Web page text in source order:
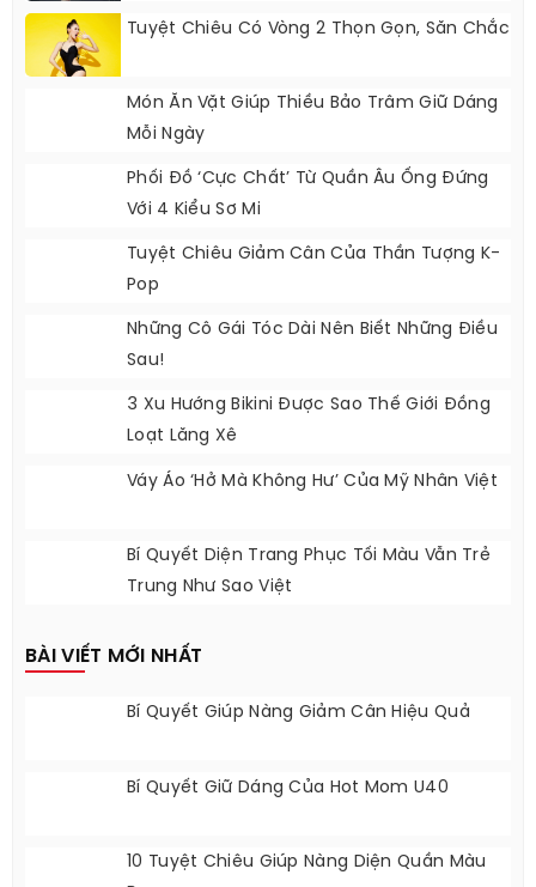
Tuyệt Chiêu Có Vòng 2 Thọn Gọn, Săn Chắc
Món Ăn Vặt Giúp Thiều Bảo Trâm Giữ Dáng
Mỗi Ngày
Phối Đồ ‘cực Chất’ Từ Quần Âu Ống Đứng
Với 4 Kiểu Sơ Mi
Tuyệt Chiêu Giảm Cân Của Thần Tượng K-
Pop
Những Cô Gái Tóc Dài Nên Biết Những Điều
Sau!
3 Xu Hướng Bikini Được Sao Thế Giới Đồng
Loạt Lăng Xê
Váy Áo ‘hở Mà Không Hư’ Của Mỹ Nhân Việt
Bí Quyết Diện Trang Phục Tối Màu Vẫn Trẻ
Trung Như Sao Việt
BÀI VIẾT MỚI NHẤT
Bí Quyết Giúp Nàng Giảm Cân Hiệu Quả
Bí Quyết Giữ Dáng Của Hot Mom U40
10 Tuyệt Chiêu Giúp Nàng Diện Quần Màu